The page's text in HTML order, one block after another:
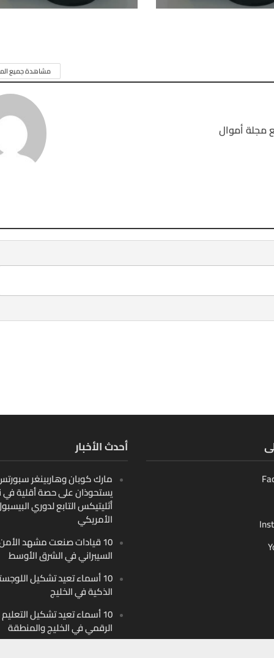
مشاهدة جميع
مجلة أموال
أحدث الأخبار
مارك كوبان وهاربينغر سبورتس
يستحوذان على حصة أقلية في
أثليتيكس التابع لدوري
الأمريكي
10 قيادات صنعت مشهد
السيبراني في الشرق الأوسط
10 أسماء تعيد تشكيل
الذكية في الخليج
10 أسماء تعيد تشكيل التعليم
الرقمي في الخليج والمنطقة